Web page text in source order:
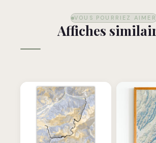
VOUS POURRIEZ AIMER
Affiches